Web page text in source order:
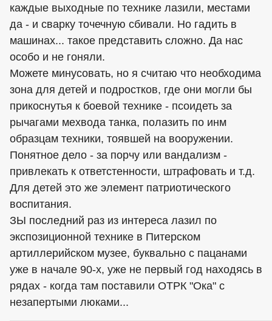
каждые выходные по технике лазили, местами
да - и сварку точечную сбивали. Но гадить в
машинах... такое представить сложно. Да нас
особо и не гоняли.
Можете минусовать, но я считаю что необходима
зона для детей и подростков, где они могли бы
прикоснутья к боевой технике - псоидеть за
рычагами мехвода танка, полазить по инм
образцам техники, тоявшей на вооружении.
Понятное дело - за порчу или вандализм -
привлекать к ответстенности, штрафовать и т.д.
Для детей это же элемент патриотического
воспитания.
ЗЫ последний раз из интереса лазил по
экспозиционной технике в Питерском
артиллерийском музее, буквально с пацанами
уже в начале 90-х, уже не первый год находясь в
рядах - когда там поставили ОТРК "Ока" с
незапертыми люками...